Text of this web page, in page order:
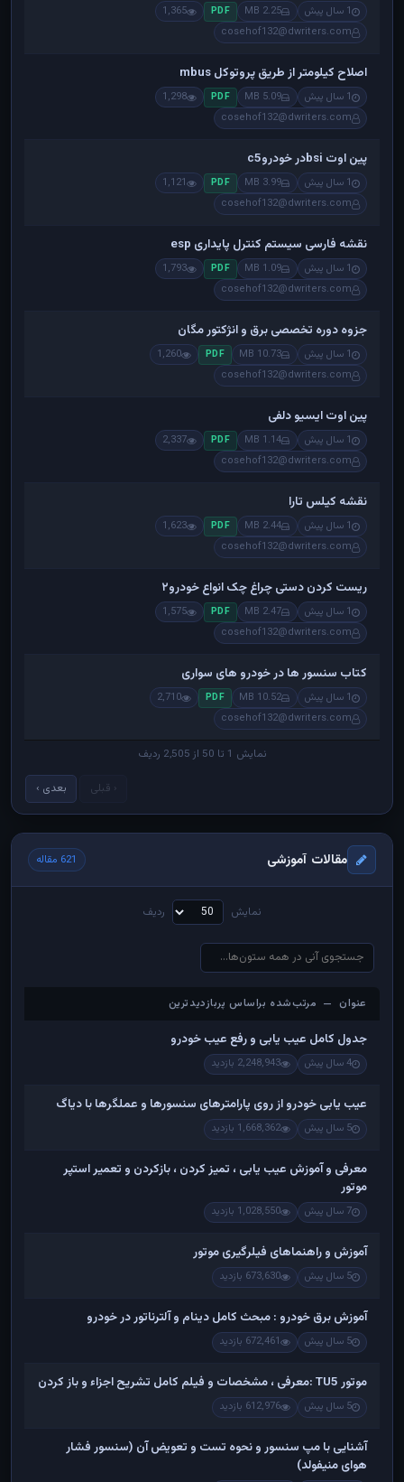
1 سال پیش 2.25 MB
PDF
1,365
cosehof132@dwriters.com
اصلاح کیلومتر از طریق پروتوکل mbus
1 سال پیش 5.09 MB
PDF
1,298
cosehof132@dwriters.com
پین اوت bsiدر خودروc5
1 سال پیش 3.99 MB
PDF
1,121
cosehof132@dwriters.com
نقشه فارسی سیستم کنترل پایداری esp
1 سال پیش 1.09 MB
PDF
1,793
cosehof132@dwriters.com
جزوه دوره تخصصی برق و انژکتور مگان
1 سال پیش 10.73 MB
PDF
1,260
cosehof132@dwriters.com
پین اوت ایسیو دلفی
1 سال پیش 1.14 MB
PDF
2,337
cosehof132@dwriters.com
نقشه کیلس تارا
1 سال پیش 2.44 MB
PDF
1,623
cosehof132@dwriters.com
ریست کردن دستی چراغ چک انواع خودرو۲
1 سال پیش 2.47 MB
PDF
1,575
cosehof132@dwriters.com
کتاب سنسور ها در خودرو های سواری
1 سال پیش 10.52 MB
PDF
2,710
cosehof132@dwriters.com
نمایش 1 تا 50 از 2,505 ردیف
‹ قبلی بعدی ›
مقالات آموزشی 621 مقاله
نمایش ردیف
عنوان — مرتب‌شده براساس پربازدیدترین
عنوان — مرتب‌شده براساس پربازدیدترین
جدول کامل عیب یابی و رفع عیب خودرو
4 سال پیش 2,248,943 بازدید
عیب یابی خودرو از روی پارامترهای سنسورها و عملگرها با دیاگ
5 سال پیش 1,668,362 بازدید
معرفی و آموزش عیب یابی ، تمیز کردن ، بازکردن و تعمیر استپر
موتور
7 سال پیش 1,028,550 بازدید
آموزش و راهنماهای فیلرگیری موتور
5 سال پیش 673,630 بازدید
آموزش برق خودرو : مبحث کامل دینام و آلترناتور در خودرو
5 سال پیش 672,461 بازدید
موتور TU5 :معرفی ، مشخصات و فیلم کامل تشریح اجزاء و باز کردن
5 سال پیش 612,976 بازدید
آشنایی با مپ سنسور و نحوه تست و تعویض آن (سنسور فشار
هوای منیفولد)